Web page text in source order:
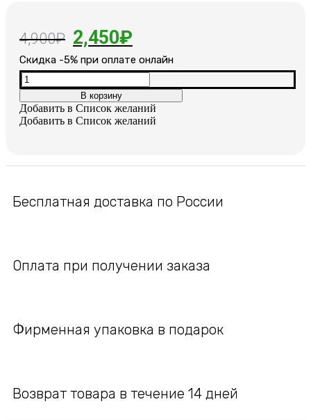
4,900₽ Первоначальная
цена
составляла
4,900₽.
2,450₽
цена:
2,450₽.
Cкидка -5% при оплате онлайн
Количество
товара
Женский
позолоченный
браслет
В корзину
Добавить в Список желаний
Добавить в Список желаний
Бесплатная доставка по России
Оплата при получении заказа
Фирменная упаковка в подарок
Возврат товара в течение 14 дней